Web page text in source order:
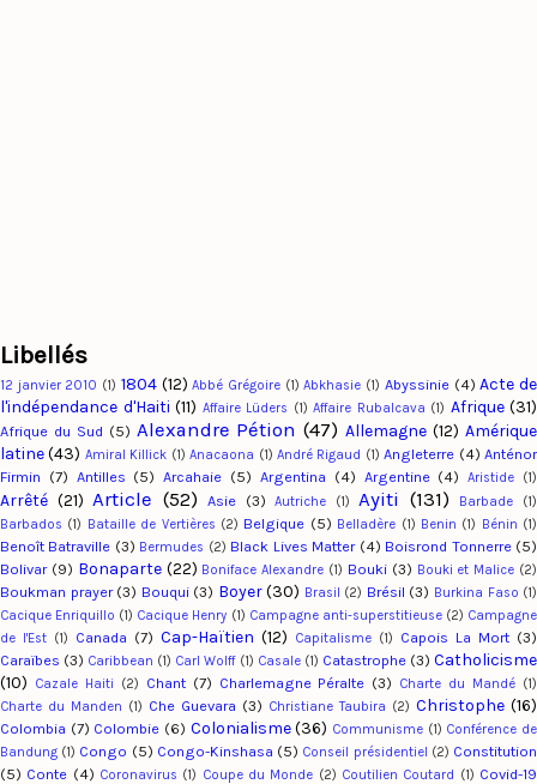
Libellés
12 janvier 2010 (1) 1804 (12) Abbé Grégoire (1) Abkhasie (1) Abyssinie (4) Acte de
l'indépendance d'Haiti (11) Affaire Lüders (1) Affaire Rubalcava (1) Afrique (31)
Afrique du Sud (5) Alexandre Pétion (47) Allemagne (12) Amérique
latine (43) Amiral Killick (1) Anacaona (1) André Rigaud (1) Angleterre (4) Anténor
Firmin (7) Antilles (5) Arcahaie (5) Argentina (4) Argentine (4) Aristide (1)
Arrêté (21) Article (52) Asie (3) Autriche (1) Ayiti (131) Barbade
(1)
Barbados (1) Bataille de Vertières (2) Belgique (5) Belladère (1) Benin (1) Bénin (1)
Benoît Batraville (3) Bermudes (2) Black Lives Matter (4) Boisrond Tonnerre (5)
Bolivar (9) Bonaparte (22) Boniface Alexandre (1) Bouki (3) Bouki et Malice (2)
Boukman prayer (3) Bouqui (3) Boyer (30) Brasil (2) Brésil (3) Burkina Faso (1)
Cacique Enriquillo (1) Cacique Henry (1) Campagne anti-superstitieuse (2) Campagne
de l'Est (1) Canada (7) Cap-Haïtien (12) Capitalisme (1) Capois La Mort (3)
Caraïbes (3) Caribbean (1) Carl Wolff (1) Casale (1) Catastrophe (3) Catholicisme
(10)
Cazale Haiti (2) Chant (7) Charlemagne Péralte (3) Charte du Mandé (1)
Charte du Manden (1) Che Guevara (3) Christiane Taubira (2) Christophe (16)
Colombia (7) Colombie (6) Colonialisme (36) Communisme (1) Conférence de
Bandung (1) Congo (5) Congo-Kinshasa (5) Conseil présidentiel (2) Constitution
(5) Conte (4) Coronavirus (1) Coupe du Monde (2) Coutilien Coutard (1) Covid-19